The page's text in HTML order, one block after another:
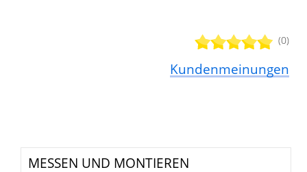
(0)
Kundenmeinungen
MESSEN UND MONTIEREN